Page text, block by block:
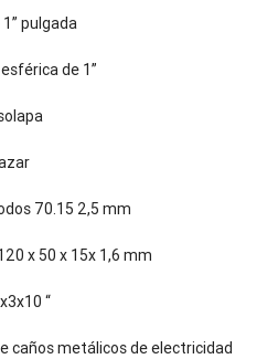
1” pulgada
de 1”
70.15 2,5 mm
x 50 x 15x 1,6 mm
“
caños metálicos de electricidad